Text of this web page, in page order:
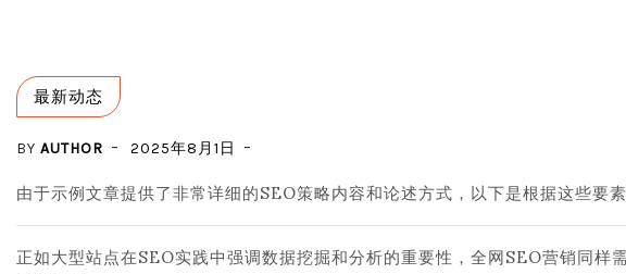
最新动态
BY AUTHOR 2025年8月1日
由于示例文章提供了非常详细的SEO策略内容和论述方式，以下是根据这些要
正如大型站点在SEO实践中强调数据挖掘和分析的重要性，全网SEO营销同样